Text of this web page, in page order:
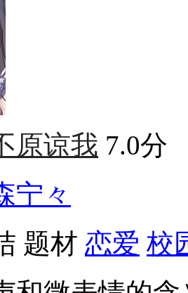
原谅我 7.0分
宁々
题材 恋爱 校